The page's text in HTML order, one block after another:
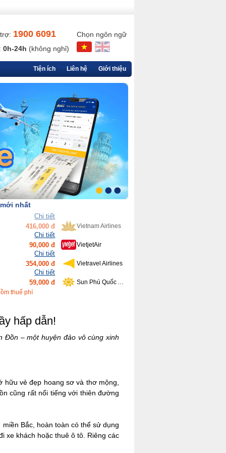
1900 6091
0h-24h (không nghỉ)
Chọn ngôn ngữ
Giới thiệu
Liên hệ
Tiện ích
nhất
90,000 đ
Chi tiết
VietjetAir
354,000 đ
Chi tiết
Vietravel Airlines
59,000 đ
Chi tiết
Sun Phú Quốc Airways
639,000 đ
Chi tiết
Bamboo Airways
thuế phí
hấp dẫn!
Đồn – một huyện đảo vô cùng xinh
vẻ đẹp hoang sơ và thơ mộng,
cũng rất nổi tiếng với thiên đường
Bắc, hoàn toàn có thể sử dụng
xe khách hoặc thuê ô tô. Riêng các